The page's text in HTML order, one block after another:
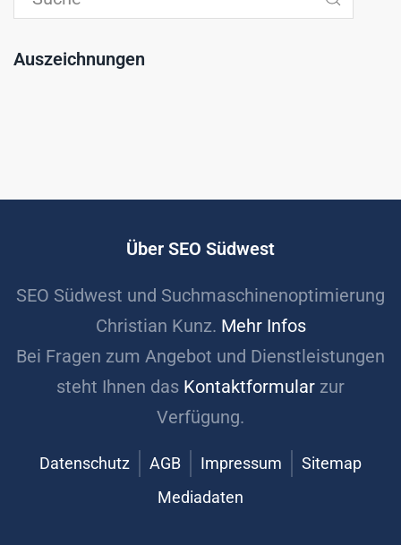
Auszeichnungen
Über SEO Südwest
SEO Südwest und Suchmaschinenoptimierung
Christian Kunz. Mehr Infos
Bei Fragen zum Angebot und Dienstleistungen
steht Ihnen das Kontaktformular zur
Verfügung.
Datenschutz AGB Impressum
Sitemap
Mediadaten